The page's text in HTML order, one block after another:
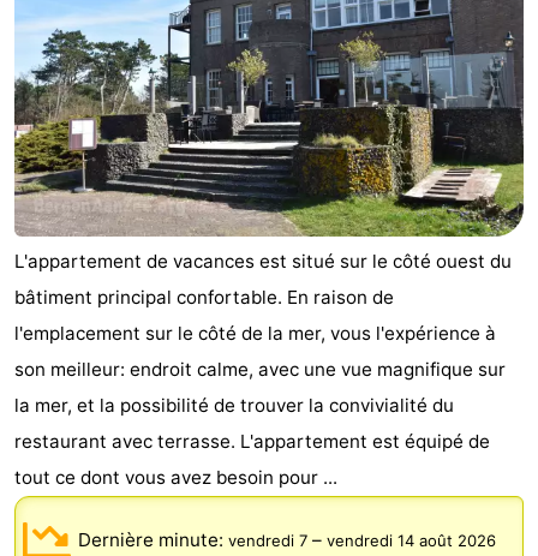
L'appartement de vacances est situé sur le côté ouest du
bâtiment principal confortable. En raison de
l'emplacement sur le côté de la mer, vous l'expérience à
son meilleur: endroit calme, avec une vue magnifique sur
la mer, et la possibilité de trouver la convivialité du
restaurant avec terrasse. L'appartement est équipé de
tout ce dont vous avez besoin pour ...
Dernière minute: vendredi 7 – vendredi 14 août 2026